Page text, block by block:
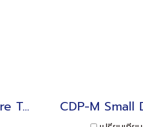
PW-PA Pressure Transducer 100kPa to 50MPa